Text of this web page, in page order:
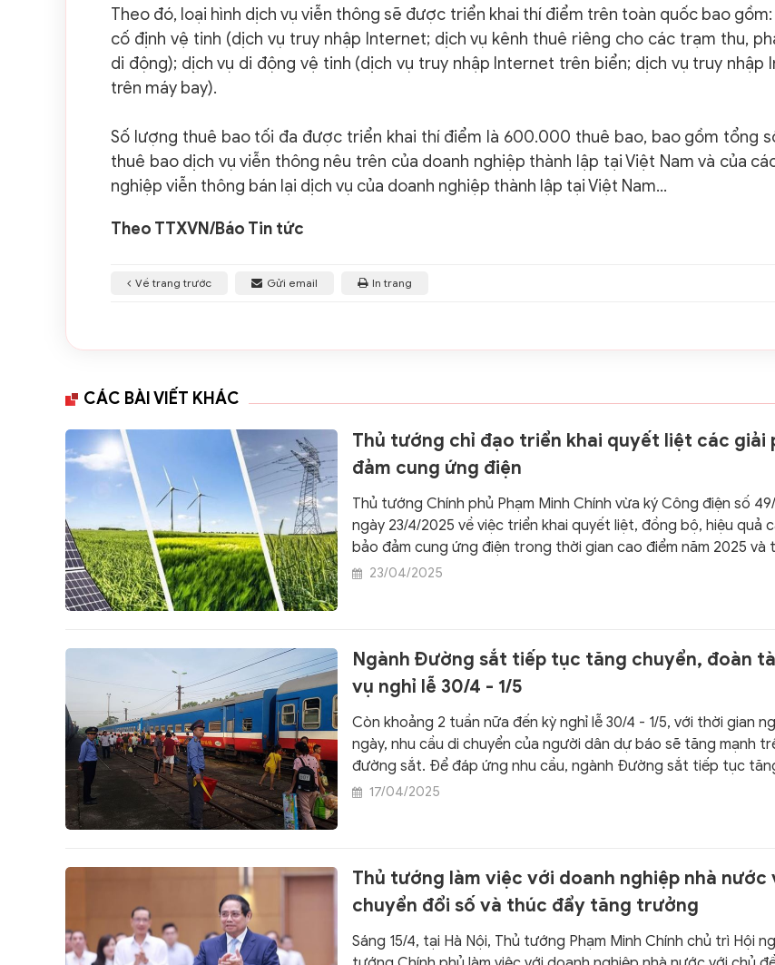
Theo đó, loại hình dịch vụ viễn thông sẽ được triển khai thí điểm trên toàn quốc bao gồm:
cố định vệ tinh (dịch vụ truy nhập Internet; dịch vụ kênh thuê riêng cho các trạm thu,
di động); dịch vụ di động vệ tinh (dịch vụ truy nhập Internet trên biển; dịch vụ truy nhập
trên máy bay).
Số lượng thuê bao tối đa được triển khai thí điểm là 600.000 thuê bao, bao gồm tổng
thuê bao dịch vụ viễn thông nêu trên của doanh nghiệp thành lập tại Việt Nam và của
nghiệp viễn thông bán lại dịch vụ của doanh nghiệp thành lập tại Việt Nam…
Theo TTXVN/Báo Tin tức
Về trang trước Gửi email In trang
CÁC BÀI VIẾT KHÁC
Thủ tướng chỉ đạo triển khai quyết liệt các giải
đảm cung ứng điện
Thủ tướng Chính phủ Phạm Minh Chính vừa ký Công điện số
ngày 23/4/2025 về việc triển khai quyết liệt, đồng bộ, hiệu quả
bảo đảm cung ứng điện trong thời gian cao điểm năm 2025 và
23/04/2025
Ngành Đường sắt tiếp tục tăng chuyển, đoàn
vụ nghỉ lễ 30/4 - 1/5
Còn khoảng 2 tuần nữa đến kỳ nghỉ lễ 30/4 - 1/5, với thời gian
ngày, nhu cầu di chuyển của người dân dự báo sẽ tăng mạnh
đường sắt. Để đáp ứng nhu cầu, ngành Đường sắt tiếp tục
máy, toa xe, vé tàu, bố trí nhân lực phục vụ tại các nhà ga.
17/04/2025
Thủ tướng làm việc với doanh nghiệp nhà nước
chuyển đổi số và thúc đẩy tăng trưởng
Sáng 15/4, tại Hà Nội, Thủ tướng Phạm Minh Chính chủ trì Hội